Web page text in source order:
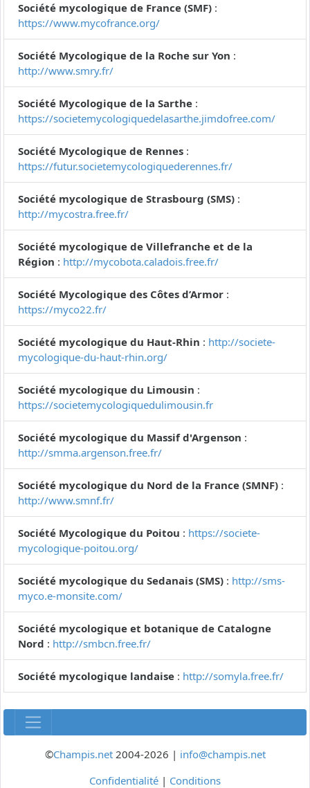
Société mycologique de France (SMF) :
https://www.mycofrance.org/
Société Mycologique de la Roche sur Yon :
http://www.smry.fr/
Société Mycologique de la Sarthe :
https://societemycologiquedelasarthe.jimdofree.com/
Société Mycologique de Rennes :
https://futur.societemycologiquederennes.fr/
Société mycologique de Strasbourg (SMS) :
http://mycostra.free.fr/
Société mycologique de Villefranche et de la
Région : http://mycobota.caladois.free.fr/
Société Mycologique des Côtes d’Armor :
https://myco22.fr/
Société mycologique du Haut-Rhin : http://societe-
mycologique-du-haut-rhin.org/
Société mycologique du Limousin :
https://societemycologiquedulimousin.fr
Société mycologique du Massif d'Argenson :
http://smma.argenson.free.fr/
Société mycologique du Nord de la France (SMNF) :
http://www.smnf.fr/
Société Mycologique du Poitou : https://societe-
mycologique-poitou.org/
Société mycologique du Sedanais (SMS) : http://sms-
myco.e-monsite.com/
Société mycologique et botanique de Catalogne
Nord : http://smbcn.free.fr/
Société mycologique landaise : http://somyla.free.fr/
©Champis.net2004-2026 | info@champis.net
Confidentialité | Conditions